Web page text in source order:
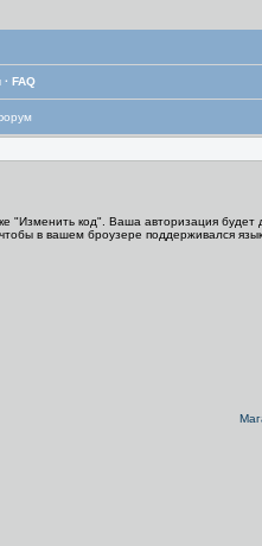
· FAQ
код". Ваша авторизация будет
в вашем броузере поддерживался